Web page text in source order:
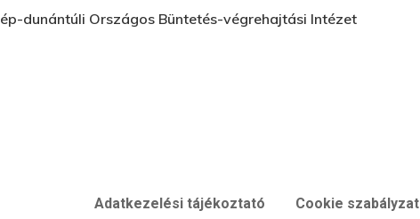
dunántúli Országos Büntetés-végrehajtási Intézet
Adatkezelési tájékoztató Cookie szabályzat